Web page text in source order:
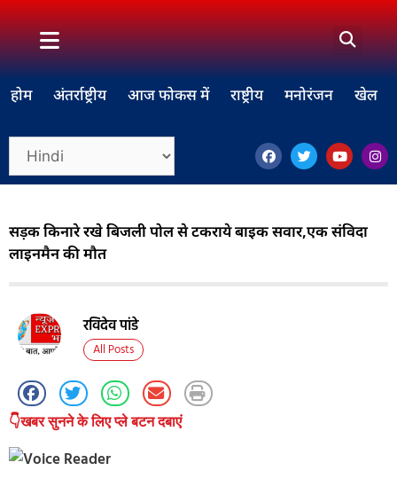
होम अंतर्राष्ट्रीय आज फोकस में राष्ट्रीय मनोरंजन खेल
सड़क किनारे रखे बिजली पोल से टकराये बाइक सवार,एक संविदा
लाइनमैन की मौत
रविदेव पांडे
All Posts
👇खबर सुनने के लिए प्ले बटन दबाएं